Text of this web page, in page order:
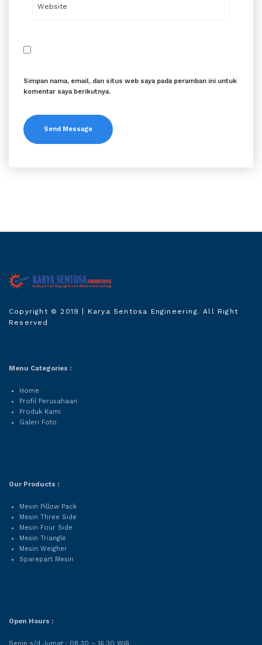
Simpan nama, email, dan situs web saya pada peramban ini untuk
komentar saya berikutnya.
Engineering
Copyright © 2019 | Karya Sentosa Engineering. All Right
Reserved
Menu Categories :
Home
Profil Perusahaan
Produk Kami
Galeri Foto
Our Products :
Mesin Pillow Pack
Mesin Three Side
Mesin Four Side
Mesin Triangle
Mesin Weigher
Sparepart Mesin
Open Hours :
Senin s/d Jumat : 08.30 – 16.30 WIB